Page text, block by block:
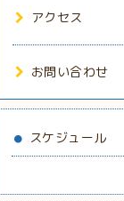
アクセス
お問い合わせ
スケジュール